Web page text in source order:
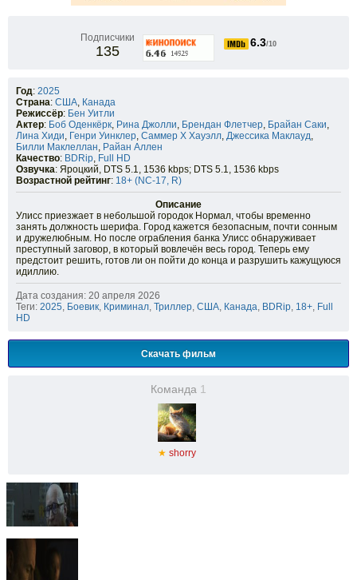
Подписчики
135
6.3/10
Год: 2025
Страна: США, Канада
Режиссёр: Бен Уитли
Актер: Боб Оденкёрк, Рина Джолли, Брендан Флетчер, Брайан Саки,
Лина Хиди, Генри Уинклер, Саммер Х Хауэлл, Джессика Маклауд,
Билли Маклеллан, Райан Аллен
Качество: BDRip, Full HD
Озвучка: Яроцкий, DTS 5.1, 1536 kbps; DTS 5.1, 1536 kbps
Возрастной рейтинг: 18+ (NC-17, R)
Описание
Улисс приезжает в небольшой городок Нормал, чтобы временно
занять должность шерифа. Город кажется безопасным, почти сонным
и дружелюбным. Но после ограбления банка Улисс обнаруживает
преступный заговор, в который вовлечён весь город. Теперь ему
предстоит решить, готов ли он пойти до конца и разрушить кажущуюся
идиллию.
Дата создания: 20 апреля 2026
Теги: 2025, Боевик, Криминал, Триллер, США, Канада, BDRip, 18+, Full
HD
Скачать фильм
Команда 1
★ shorry